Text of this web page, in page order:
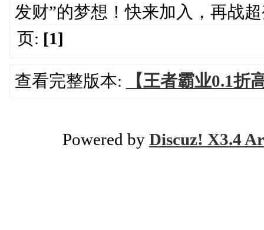
发财”的梦想！快来加入，再战
页: [1]
查看完整版本: 【王者霸业0.1
Powered by Discuz! X3.4